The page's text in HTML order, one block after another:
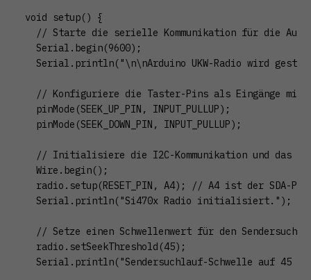
void setup() {
// Starte die serielle Kommunikation für die
  Serial.begin(9600);
Serial.println("\n\nArduino UKW-Radio wird
// Konfiguriere die Taster-Pins als Eingänge mit
  pinMode(SEEK_UP_PIN, INPUT_PULLUP);
  pinMode(SEEK_DOWN_PIN, INPUT_PULLUP);
// Initialisiere die I2C-Kommunikation und das
  Wire.begin();
radio.setup(RESET_PIN, A4); // A4 ist der SDA-
  Serial.println("Si470x Radio initialisiert.");
// Setze einen Schwellenwert für den
  radio.setSeekThreshold(45);
Serial.println("Sendersuchlauf-Schwelle auf 45